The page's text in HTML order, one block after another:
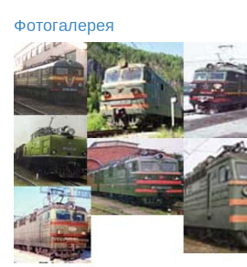
Фотогалерея